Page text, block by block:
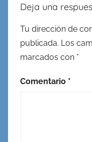
Deja una
Tu dirección de
publicada. Los
marcados con *
Comentario *